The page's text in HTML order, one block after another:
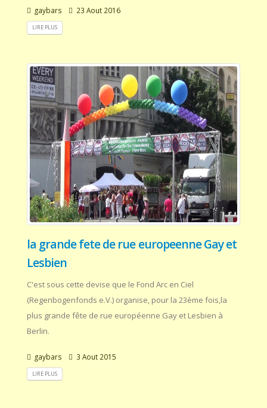
gaybars 23 Aout 2016
LIRE PLUS
la grande fete de rue europeenne Gay et
Lesbien
C'est sous cette devise que le Fond Arc en Ciel
(Regenbogenfonds e.V.) organise, pour la 23ème fois,la
plus grande fête de rue européenne Gay et Lesbien à
Berlin.
gaybars 3 Aout 2015
LIRE PLUS